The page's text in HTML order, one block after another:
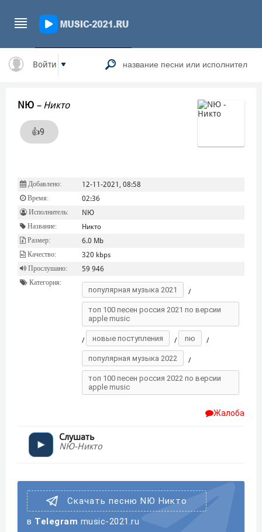
Войти
NЮ – Никто
👍9
Добавлено: 12-11-2021, 08:58
Время: 02:36
Исполнитель: NЮ
Название: Никто
Размер: 6.0 Mb
Качество: 320 kbps
Прослушано: 59 946
Категория:
популярная музыка 2021 /
топ 100 песен россия 2021 по версии
apple music
/ новые поступления / nю /
популярная музыка 2022 /
топ 100 песен россия 2022 по версии
apple music
Жалоба
Слушать
NЮ-Никто
Скачать песню NЮ Никто
в Telegram music-2021.ru